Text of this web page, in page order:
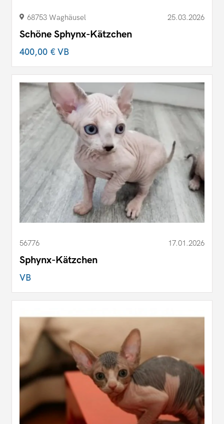
68753 Waghäusel 25.03.2026
Schöne Sphynx-Kätzchen
400,00 €VB
56776 17.01.2026
Sphynx-Kätzchen
VB